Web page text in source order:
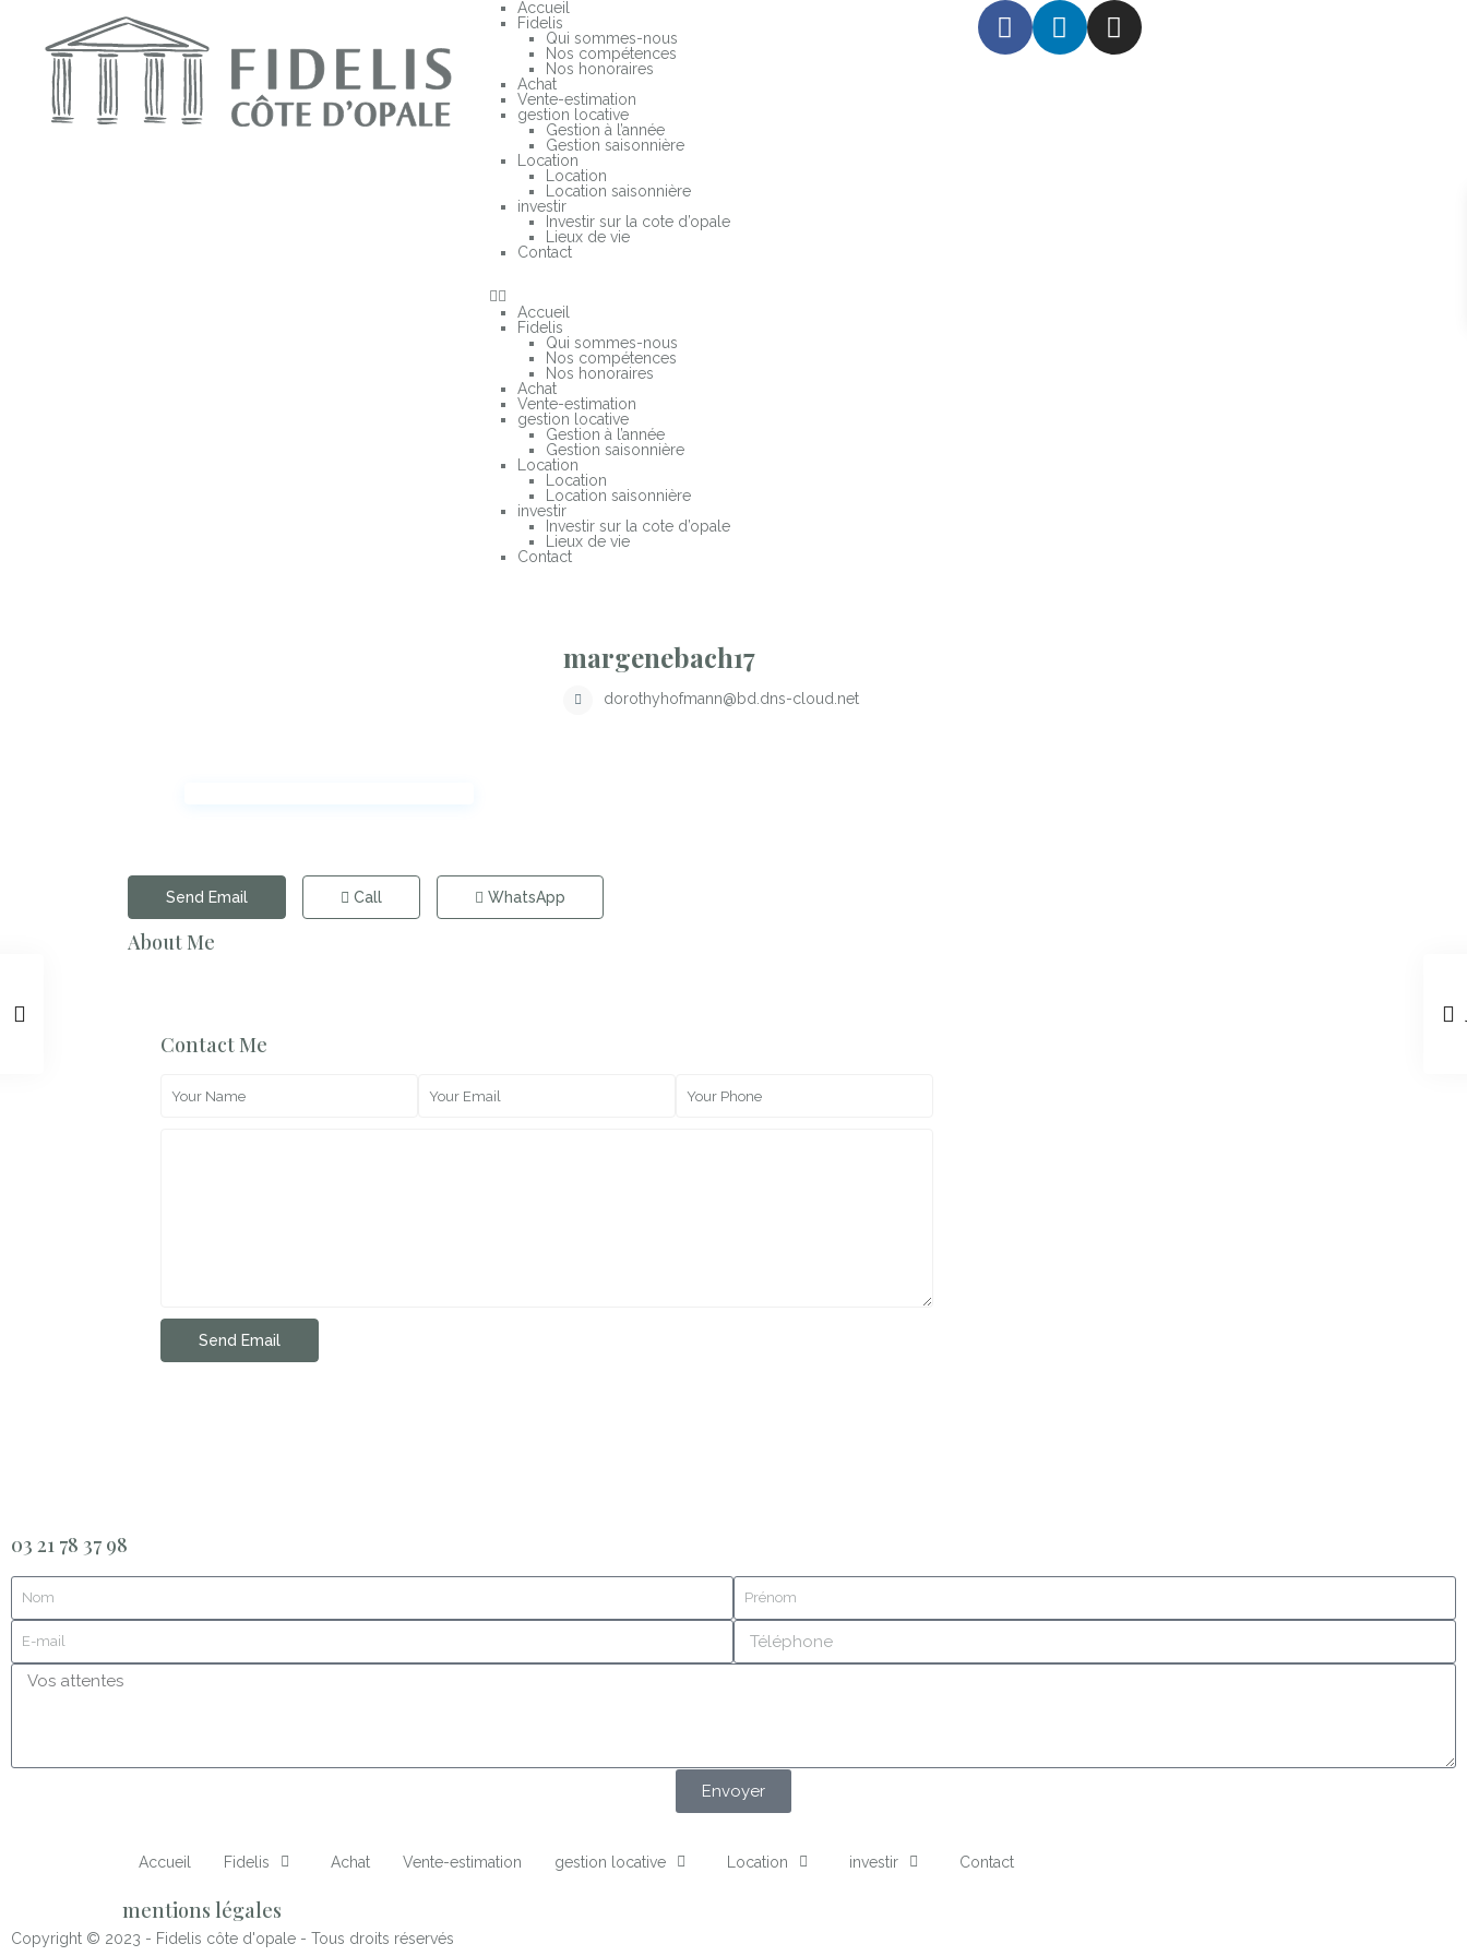
Accueil
Fidelis
Qui sommes-nous
Nos compétences
Nos honoraires
Achat
Vente-estimation
gestion locative
Gestion à l’année
Gestion saisonnière
Location
Location
Location saisonnière
investir
Investir sur la cote d’opale
Lieux de vie
Contact
Accueil
Fidelis
Qui sommes-nous
Nos compétences
Nos honoraires
Achat
Vente-estimation
gestion locative
Gestion à l’année
Gestion saisonnière
Location
Location
Location saisonnière
investir
Investir sur la cote d’opale
Lieux de vie
Contact
margenebach17
dorothyhofmann@bd.dns-cloud.net
Send Email Call WhatsApp
About Me
Contact Me
03 21 78 37 98
Envoyer
Accueil Fidelis Achat Vente-estimation gestion locative Location investir Contact
mentions légales
Copyright © 2023 - Fidelis côte d'opale - Tous droits réservés